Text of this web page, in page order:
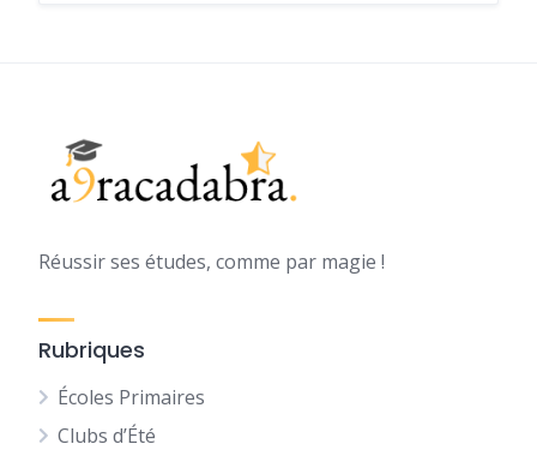
Réussir ses études, comme par magie !
Rubriques
Écoles Primaires
Clubs d’Été